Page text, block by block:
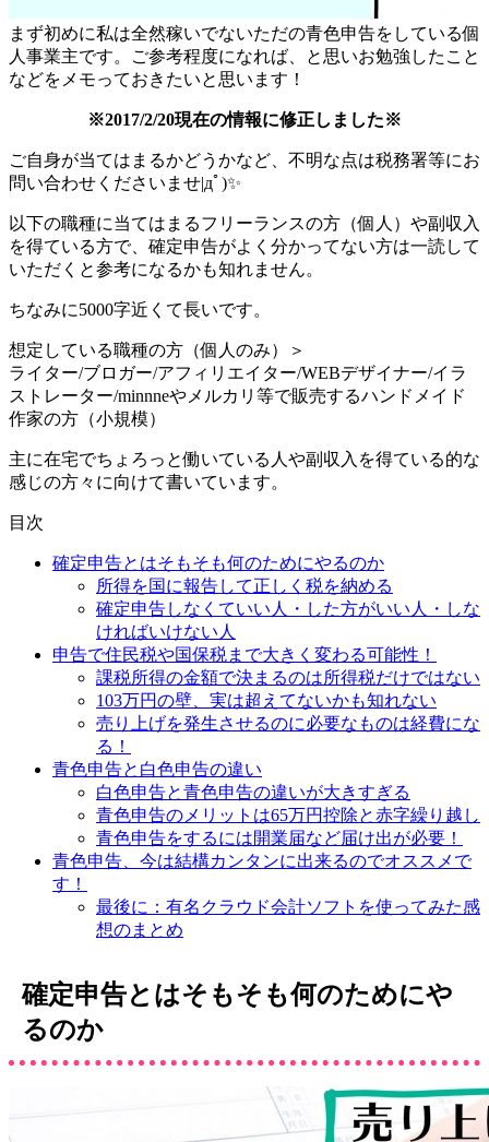
まず初めに私は全然稼いでないただの青色申告をしている個
人事業主です。ご参考程度になれば、と思いお勉強したこと
などをメモっておきたいと思います！
※2017/2/20現在の情報に修正しました※
ご自身が当てはまるかどうかなど、不明な点は税務署等にお
問い合わせくださいませ|дﾟ)✨
以下の職種に当てはまるフリーランスの方（個人）や副収入
を得ている方で、確定申告がよく分かってない方は一読して
いただくと参考になるかも知れません。
ちなみに5000字近くて長いです。
想定している職種の方（個人のみ）＞
ライター/ブロガー/アフィリエイター/WEBデザイナー/イラ
ストレーター/minnneやメルカリ等で販売するハンドメイド
作家の方（小規模）
主に在宅でちょろっと働いている人や副収入を得ている的な
感じの方々に向けて書いています。
目次
確定申告とはそもそも何のためにやるのか
所得を国に報告して正しく税を納める
確定申告しなくていい人・した方がいい人・しな
ければいけない人
申告で住民税や国保税まで大きく変わる可能性！
課税所得の金額で決まるのは所得税だけではない
103万円の壁、実は超えてないかも知れない
売り上げを発生させるのに必要なものは経費にな
る！
青色申告と白色申告の違い
白色申告と青色申告の違いが大きすぎる
青色申告のメリットは65万円控除と赤字繰り越し
青色申告をするには開業届など届け出が必要！
青色申告、今は結構カンタンに出来るのでオススメで
す！
最後に：有名クラウド会計ソフトを使ってみた感
想のまとめ
確定申告とはそもそも何のためにや
るのか